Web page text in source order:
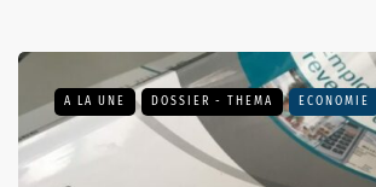
A LA UNE DOSSIER - THEMA ECONOMIE